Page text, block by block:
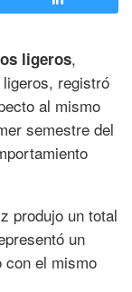
ligeros,
registró
al mismo
semestre del
produjo un total
un
con el mismo